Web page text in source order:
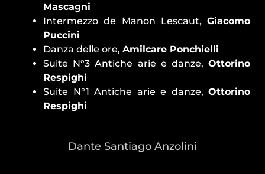
Mascagni
Intermezzo de Manon Lescaut, Giacomo
Puccini
Danza delle ore, Amilcare Ponchielli
Suite N°3 Antiche arie e danze, Ottorino
Respighi
Suite N°1 Antiche arie e danze, Ottorino
Respighi
Dante Santiago Anzolini